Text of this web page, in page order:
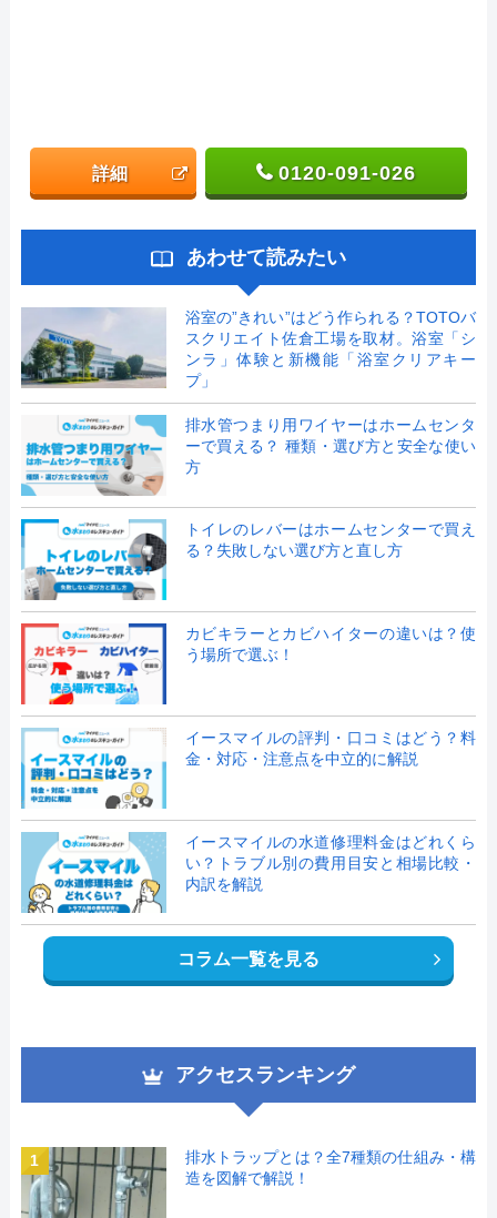
詳細 0120-091-026
あわせて読みたい
浴室の”きれい”はどう作られる？TOTOバ
スクリエイト佐倉工場を取材。浴室「シ
ンラ」体験と新機能「浴室クリアキー
プ」
排水管つまり用ワイヤーはホームセンタ
ーで買える？ 種類・選び方と安全な使い
方
トイレのレバーはホームセンターで買え
る？失敗しない選び方と直し方
カビキラーとカビハイターの違いは？使
う場所で選ぶ！
イースマイルの評判・口コミはどう？料
金・対応・注意点を中立的に解説
イースマイルの水道修理料金はどれくら
い？トラブル別の費用目安と相場比較・
内訳を解説
コラム一覧を見る
アクセスランキング
1
排水トラップとは？全7種類の仕組み・構
造を図解で解説！